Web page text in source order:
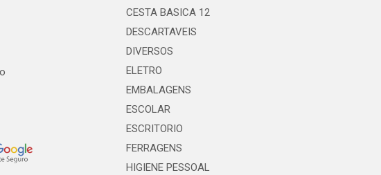
CESTA BASICA 12
DESCARTAVEIS
DIVERSOS
ELETRO
EMBALAGENS
ESCOLAR
ESCRITORIO
FERRAGENS
HIGIENE PESSOAL